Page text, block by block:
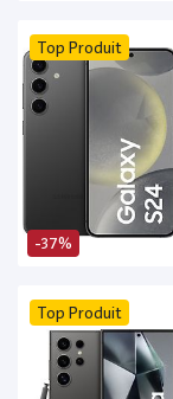
-37%
Top Produit
Top Produit